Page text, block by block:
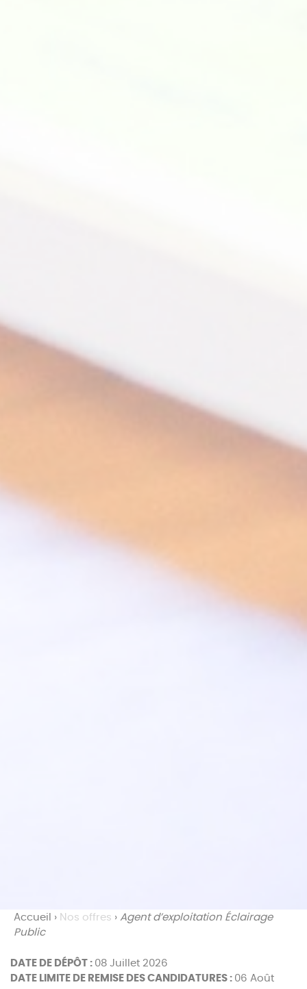
Accueil › Nos offres › Agent d’exploitation Éclairage
Public
DATE DE DÉPÔT : 08 Juillet 2026
DATE LIMITE DE REMISE DES CANDIDATURES : 06 Août